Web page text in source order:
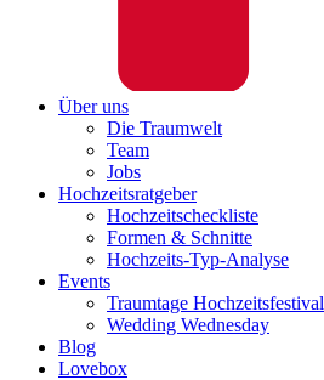
Über uns
Die Traumwelt
Team
Jobs
Hochzeitsratgeber
Hochzeitscheckliste
Formen & Schnitte
Hochzeits-Typ-Analyse
Events
Traumtage Hochzeitsfestival
Wedding Wednesday
Blog
Lovebox